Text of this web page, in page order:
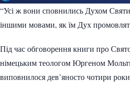
“Усі ж вони сповнились Духом
іншими мовами, як їм Дух
Під час обговорення книги про
німецьким теологом Юргеном
виповнилося дев’яносто чотири